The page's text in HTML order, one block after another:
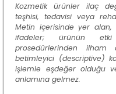
Kozmetik ürünler ilaç
teşhisi, tedavisi veya
Metin içerisinde yer alan,
ifadeler; ürünün etki
prosedürlerinden ilham
betimleyici (descriptive)
işlemle eşdeğer olduğu
anlamına gelmez.